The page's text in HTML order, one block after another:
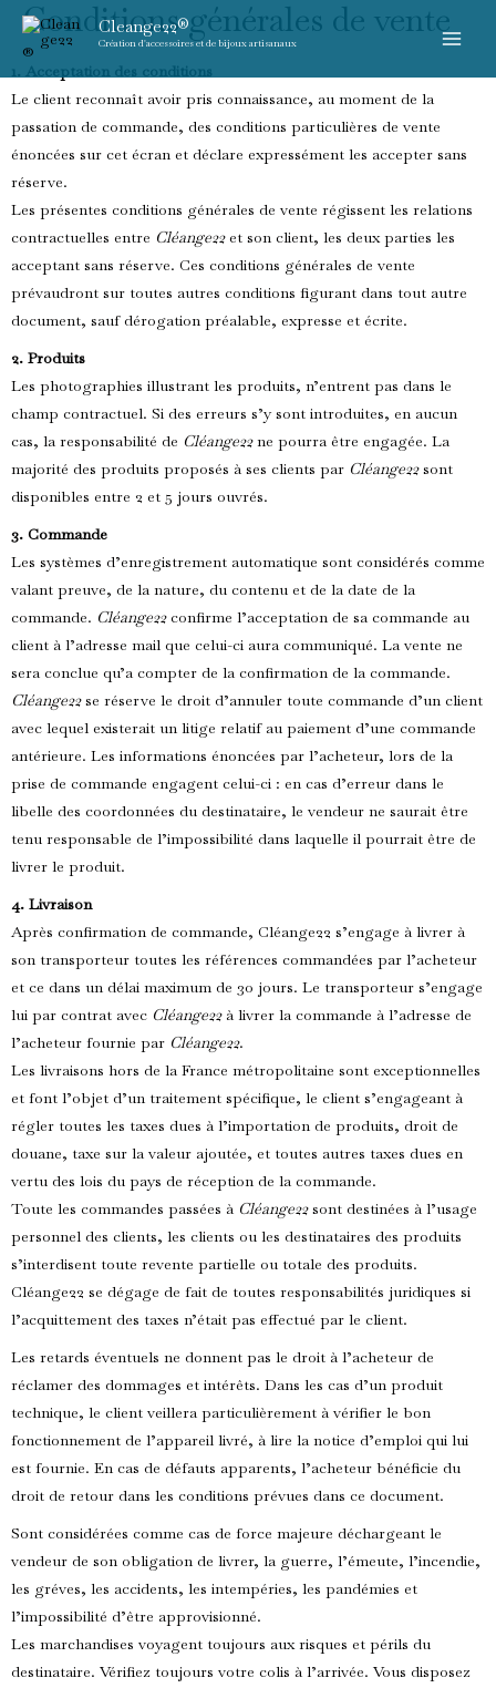
Aller
contenu
Cleange22®
Création d'accessoires et de bijoux artisanaux
Conditions générales de vente
1. Acceptation des conditions
Le client reconnaît avoir pris connaissance, au moment de la
passation de commande, des conditions particulières de vente
énoncées sur cet écran et déclare expressément les accepter sans
réserve.
Les présentes conditions générales de vente régissent les relations
contractuelles entre Cléange22et son client, les deux parties les
acceptant sans réserve. Ces conditions générales de vente
prévaudront sur toutes autres conditions figurant dans tout autre
document, sauf dérogation préalable, expresse et écrite.
2. Produits
Les photographies illustrant les produits, n’entrent pas dans le
champ contractuel. Si des erreurs s’y sont introduites, en aucun
cas, la responsabilité de Cléange22ne pourra être engagée. La
majorité des produits proposés à ses clients par Cléange22sont
disponibles entre 2 et 5 jours ouvrés.
3. Commande
Les systèmes d’enregistrement automatique sont considérés comme
valant preuve, de la nature, du contenu et de la date de la
commande. Cléange22confirme l’acceptation de sa commande au
client à l’adresse mail que celui-ci aura communiqué. La vente ne
sera conclue qu’a compter de la confirmation de la commande.
Cléange22se réserve le droit d’annuler toute commande d’un client
avec lequel existerait un litige relatif au paiement d’une commande
antérieure. Les informations énoncées par l’acheteur, lors de la
prise de commande engagent celui-ci : en cas d’erreur dans le
libelle des coordonnées du destinataire, le vendeur ne saurait être
tenu responsable de l’impossibilité dans laquelle il pourrait être de
livrer le produit.
4. Livraison
Après confirmation de commande, Cléange22 s’engage à livrer à
son transporteur toutes les références commandées par l’acheteur
et ce dans un délai maximum de 30 jours. Le transporteur s’engage
lui par contrat avec Cléange22à livrer la commande à l’adresse de
l’acheteur fournie par Cléange22.
Les livraisons hors de la France métropolitaine sont exceptionnelles
et font l’objet d’un traitement spécifique, le client s’engageant à
régler toutes les taxes dues à l’importation de produits, droit de
douane, taxe sur la valeur ajoutée, et toutes autres taxes dues en
vertu des lois du pays de réception de la commande.
Toute les commandes passées à Cléange22sont destinées à l’usage
personnel des clients, les clients ou les destinataires des produits
s’interdisent toute revente partielle ou totale des produits.
Cléange22 se dégage de fait de toutes responsabilités juridiques si
l’acquittement des taxes n’était pas effectué par le client.
Les retards éventuels ne donnent pas le droit à l’acheteur de
réclamer des dommages et intérêts. Dans les cas d’un produit
technique, le client veillera particulièrement à vérifier le bon
fonctionnement de l’appareil livré, à lire la notice d’emploi qui lui
est fournie. En cas de défauts apparents, l’acheteur bénéficie du
droit de retour dans les conditions prévues dans ce document.
Sont considérées comme cas de force majeure déchargeant le
vendeur de son obligation de livrer, la guerre, l’émeute, l’incendie,
les gréves, les accidents, les intempéries, les pandémies et
l’impossibilité d’être approvisionné.
Les marchandises voyagent toujours aux risques et périls du
destinataire. Vérifiez toujours votre colis à l’arrivée. Vous disposez